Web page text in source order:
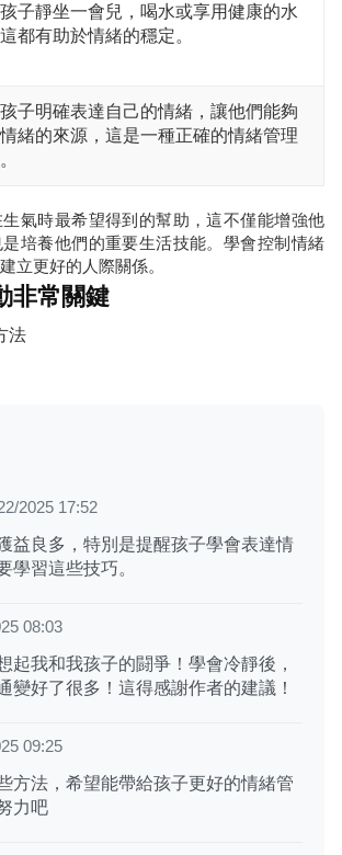
子靜坐一會兒，喝水或享用健康的水
都有助於情緒的穩定。
子明確表達自己的情緒，讓他們能夠
緒的來源，這是一種正確的情緒管理
氣時最希望得到的幫助，這不僅能增強他
培養他們的重要生活技能。學會控制情緒
立更好的人際關係。
非常關鍵
2025 17:52
益良多，特別是提醒孩子學會表達情
學習這些技巧。
08:03
起我和我孩子的闘爭！學會冷靜後，
變好了很多！這得感謝作者的建議！
09:25
方法，希望能帶給孩子更好的情緒管
力吧